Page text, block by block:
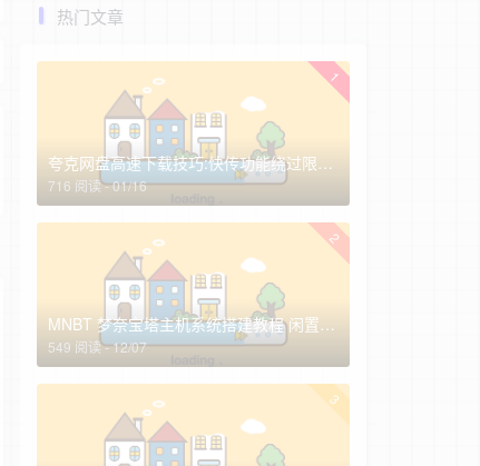
热门文章
1
夸克网盘高速下载技巧:快传功能绕过限速，非会员实测3-10MB/s(2026最新)
716 阅读 - 01/16
2
MNBT 梦奈宝塔主机系统搭建教程 闲置服务器高效变现指南
549 阅读 - 12/07
3